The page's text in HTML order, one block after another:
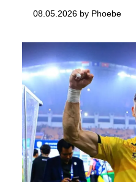
08.05.2026 by Phoebe